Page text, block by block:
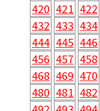
420 421 422
432 433 434
444 445 446
456 457 458
468 469 470
480 481 482